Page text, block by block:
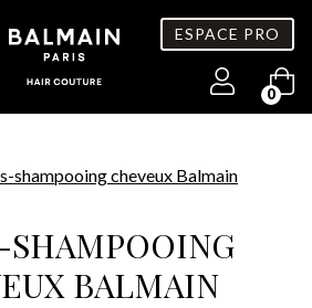
ESPACE PRO
0
shampooing cheveux Balmain
SHAMPOOING
BALMAIN